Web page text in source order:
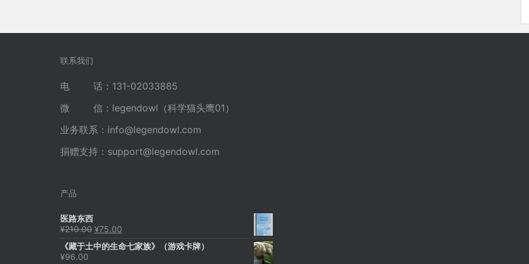
联系我们
电 话：131-02033885
微 信：legendowl（科学猫头鹰01）
业务联系： info@legendowl.com
捐赠支持： support@legendowl.com
产品
医路东西
¥210.00 原
为：
¥75.00
价
《藏于土中的生命七家族》（游戏卡牌）
¥96.00